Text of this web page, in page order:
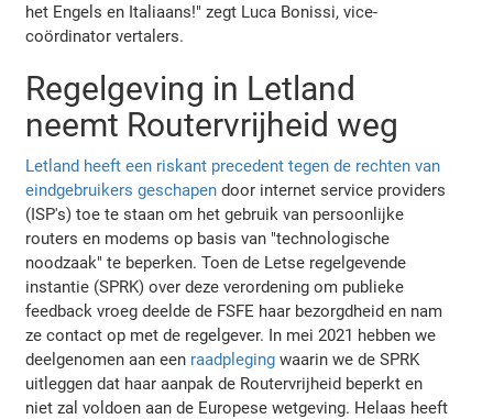
het Engels en Italiaans!" zegt Luca Bonissi, vice-
coördinator vertalers.
Regelgeving in Letland
neemt Routervrijheid weg
Letland heeft een riskant precedent tegen de rechten van
eindgebruikers geschapen door internet service providers
(ISP's) toe te staan om het gebruik van persoonlijke
routers en modems op basis van "technologische
noodzaak" te beperken. Toen de Letse regelgevende
instantie (SPRK) over deze verordening om publieke
feedback vroeg deelde de FSFE haar bezorgdheid en nam
ze contact op met de regelgever. In mei 2021 hebben we
deelgenomen aan een raadpleging waarin we de SPRK
uitleggen dat haar aanpak de Routervrijheid beperkt en
niet zal voldoen aan de Europese wetgeving. Helaas heeft